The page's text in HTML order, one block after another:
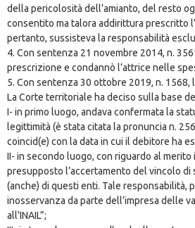
della pericolosità dell’amianto, del resto
consentito ma talora addirittura prescritto
pertanto, sussisteva la responsabilità
4. Con sentenza 21 novembre 2014, n.
prescrizione e condannò l’attrice nelle
5. Con sentenza 30 ottobre 2019, n. 1568,
La Corte territoriale ha deciso sulla base
I- in primo luogo, andava confermata la
legittimità (è stata citata la pronuncia n.
coincid(e) con la data in cui il debitore ha
II- in secondo luogo, con riguardo al
presupposto l’accertamento del vincolo di
(anche) di questi enti. Tale responsabilità,
inosservanza da parte dell’impresa delle
all’INAIL”;